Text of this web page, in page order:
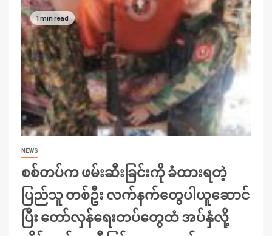
1 min read
NEWS
စစ်တပ်က ဖမ်းဆီးခြင်းကို ခံထားရတဲ့
ပြည်သူ တစ်ဦး လက်နက်တွေပါယူဆောင်
ပြီး တော်လှန်ရေးတပ်တွေထံ အပ်နှံလို့